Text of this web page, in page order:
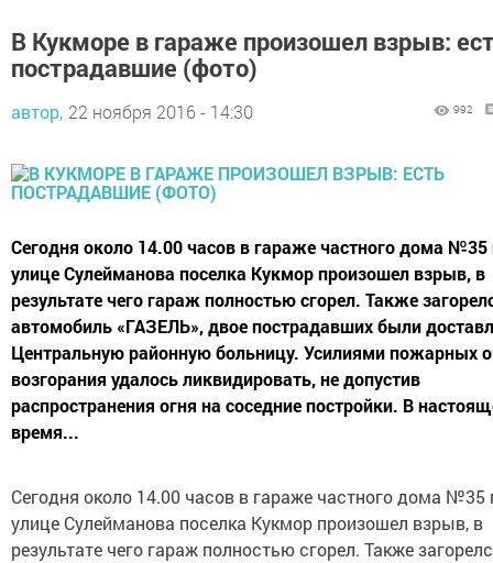
В Кукморе в гараже произошел взрыв:
пострадавшие (фото)
автор, 22 ноября 2016 - 14:30 992
Сегодня около 14.00 часов в гараже частного дома №35
улице Сулейманова поселка Кукмор произошел взрыв, в
результате чего гараж полностью сгорел. Также
автомобиль «ГАЗЕЛЬ», двое пострадавших были
Центральную районную больницу. Усилиями пожарных
возгорания удалось ликвидировать, не допустив
распространения огня на соседние постройки. В
время...
Сегодня около 14.00 часов в гараже частного дома №35
улице Сулейманова поселка Кукмор произошел взрыв, в
результате чего гараж полностью сгорел. Также